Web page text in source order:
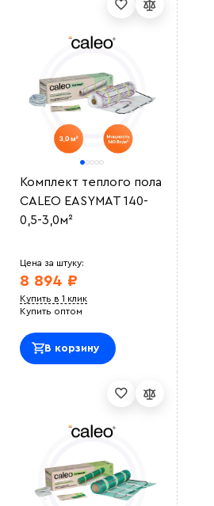
Комплект теплого пола
CALEO EASYMAT 140-
0,5-3,0м²
Цена за штуку:
8 894 ₽
Купить в 1 клик
Купить оптом
В корзину